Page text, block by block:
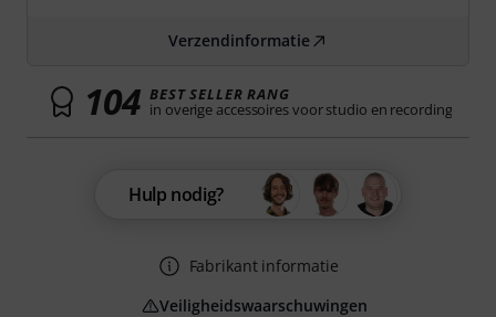
Verzendinformatie
104 BEST SELLER RANG
in overige accessoires voor studio en recording
Hulp nodig?
Fabrikant informatie
Veiligheidswaarschuwingen